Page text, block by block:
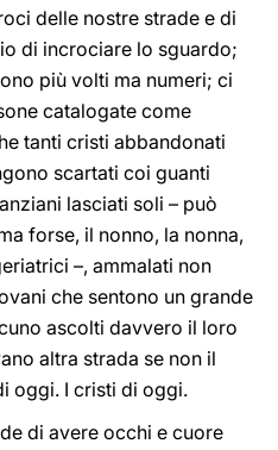
delle nostre strade e di
di incrociare lo sguardo;
più volti ma numeri; ci
catalogate come
tanti cristi abbandonati
scartati coi guanti
lasciati soli – può
forse, il nonno, la nonna,
–, ammalati non
che sentono un grande
ascolti davvero il loro
altra strada se non il
oggi. I cristi di oggi.
di avere occhi e cuore